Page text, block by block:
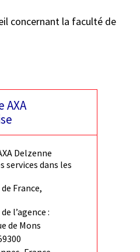
concernant la faculté de
AXA
Delzenne
services dans les
France,
l’agence :
de Mons